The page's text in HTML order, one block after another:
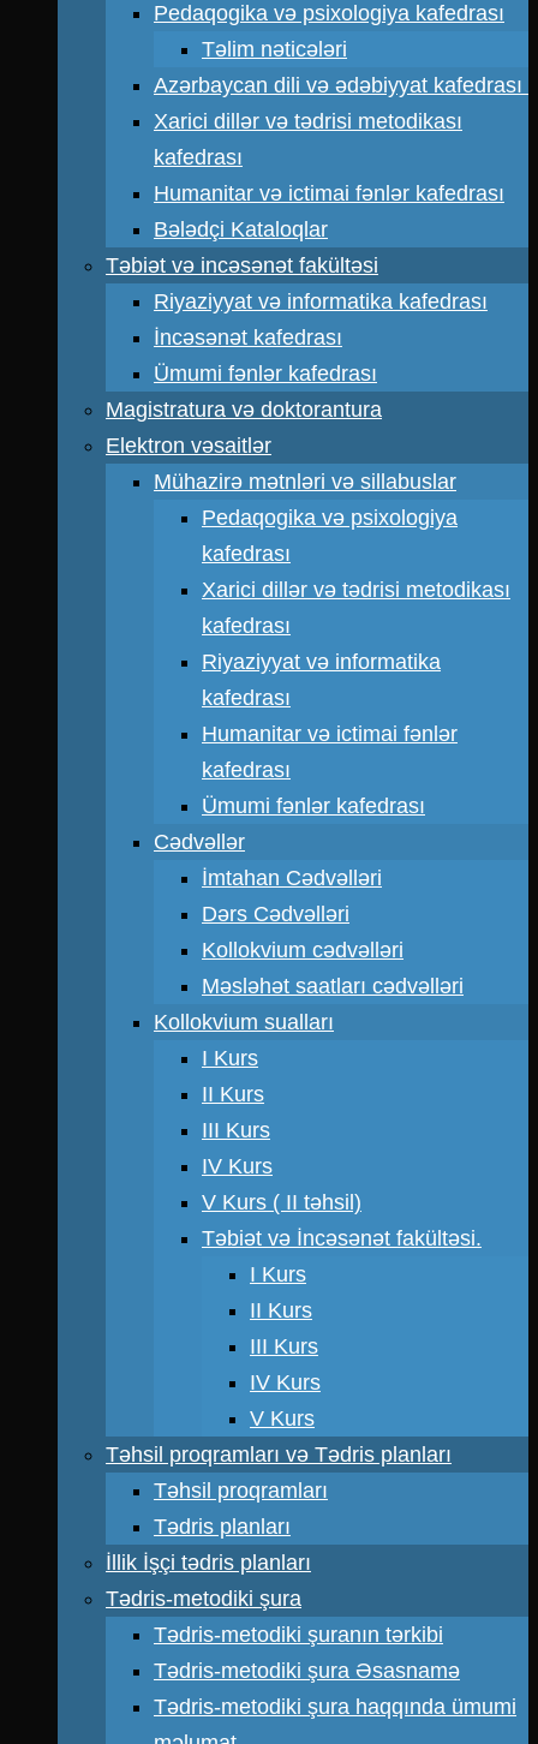
Pedaqogika və psixologiya kafedrası
Təlim nəticələri
Azərbaycan dili və ədəbiyyat kafedrası
Xarici dillər və tədrisi metodikası
kafedrası
Humanitar və ictimai fənlər kafedrası
Bələdçi Kataloqlar
Təbiət və incəsənət fakültəsi
Riyaziyyat və informatika kafedrası
İncəsənət kafedrası
Ümumi fənlər kafedrası
Magistratura və doktorantura
Elektron vəsaitlər
Mühazirə mətnləri və sillabuslar
Pedaqogika və psixologiya
kafedrası
Xarici dillər və tədrisi metodikası
kafedrası
Riyaziyyat və informatika
kafedrası
Humanitar və ictimai fənlər
kafedrası
Ümumi fənlər kafedrası
Cədvəllər
İmtahan Cədvəlləri
Dərs Cədvəlləri
Kollokvium cədvəlləri
Məsləhət saatları cədvəlləri
Kollokvium sualları
I Kurs
II Kurs
III Kurs
IV Kurs
V Kurs ( II təhsil)
Təbiət və İncəsənət fakültəsi.
I Kurs
II Kurs
III Kurs
IV Kurs
V Kurs
Təhsil proqramları və Tədris planları
Təhsil proqramları
Tədris planları
İllik İşçi tədris planları
Tədris-metodiki şura
Tədris-metodiki şuranın tərkibi
Tədris-metodiki şura Əsasnamə
Tədris-metodiki şura haqqında ümumi